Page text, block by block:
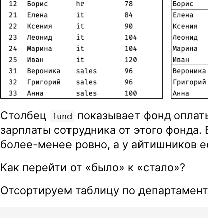
Столбец fund показывает фонд
зарплаты сотрудника от этого
более-менее ровно, а у айтишников
Как перейти от «было» к «стало»?
Отсортируем таблицу по